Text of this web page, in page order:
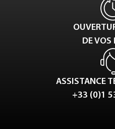
DE VOS
ASSISTANCE
+33 (0)1